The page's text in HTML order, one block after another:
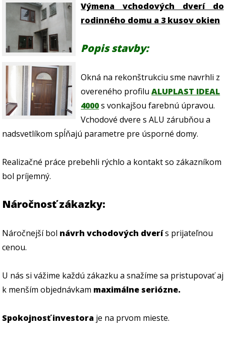
Výmena vchodových dverí do
rodinného domu a 3 kusov okien
Popis stavby:
Okná na rekonštrukciu sme navrhli z
overeného profiluALUPLAST IDEAL
4000s vonkajšou farebnú úpravou.
Vchodové dvere s ALU zárubňou a
nadsvetlíkom spĺňajú parametre pre úsporné domy.
Realizačné práce prebehli rýchlo a kontakt so zákazníkom
bol príjemný.
Náročnosť zákazky:
Náročnejší bol návrh vchodových dverís prijateľnou
cenou.
U nás si vážime každú zákazku a snažíme sa pristupovať aj
k menším objednávkam maximálne seriózne.
Spokojnosť investora je na prvom mieste.